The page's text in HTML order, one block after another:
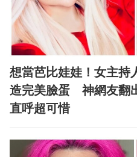
想當芭比娃娃！女主持
造完美臉蛋 神網友翻
直呼超可惜